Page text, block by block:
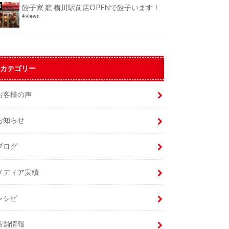
餃子家 龍 横川駅前店OPENで餃子います！
4 views
カテゴリー
客様の声
知らせ
ログ
ディア実績
シピ
舗情報